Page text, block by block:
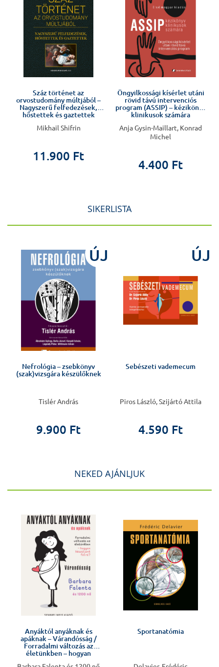
Száz történet az
orvostudomány múltjából –
Nagyszerű felfedezések,
hőstettek és gaztettek
Mikhail Shifrin
11.900 Ft
Öngyilkossági kísérlet utáni
rövid távú intervenciós
program (ASSIP) – kézikönyv
klinikusok számára
Anja Gysin-Maillart, Konrad
Michel
4.400 Ft
SIKERLISTA
ÚJ
Nefrológia – zsebkönyv
(szak)vizsgára készülőknek
Tislér András
9.900 Ft
ÚJ
Sebészeti vademecum
Piros László, Szijártó Attila
4.590 Ft
NEKED AJÁNLJUK
Anyáktól anyáknak és
apáknak – Várandósság /
Forradalmi változás az
életünkben – hogyan
Sportanatómia